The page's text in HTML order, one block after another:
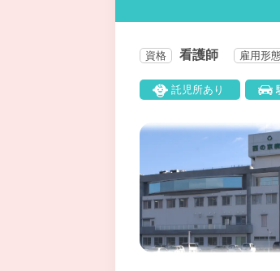
資格 看護師 雇用形
託児所あり